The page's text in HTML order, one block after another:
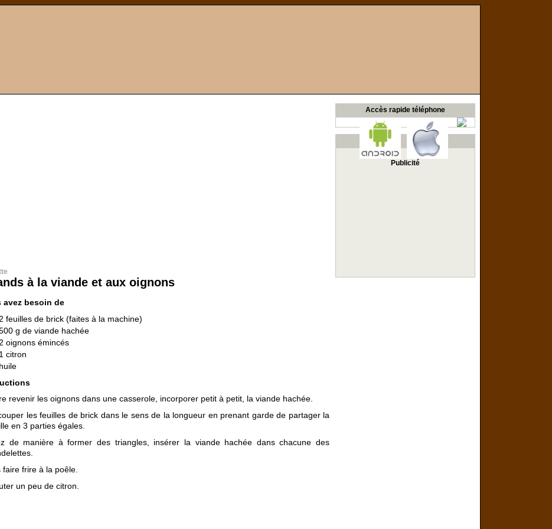
à la viande et aux oignons
avez besoin de
2 feuilles de brick (faites à la machine)
g de viande hachée
2 oignons émincés
1 citron
huile
revenir les oignons dans une casserole, incorporer petit à petit, la viande hachée.
les feuilles de brick dans le sens de la longueur en prenant garde de partager la
en 3 parties égales.
de manière à former des triangles, insérer la viande hachée dans chacune des
faire frire à la poêle.
un peu de citron.
Accès rapide téléphone
Publicité